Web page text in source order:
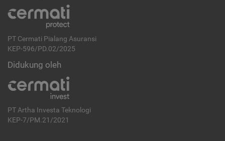
PT Cermati Pialang Asuransi
KEP-596/PD.02/2025
Didukung oleh
PT Artha Investa Teknologi
KEP-7/PM.21/2021